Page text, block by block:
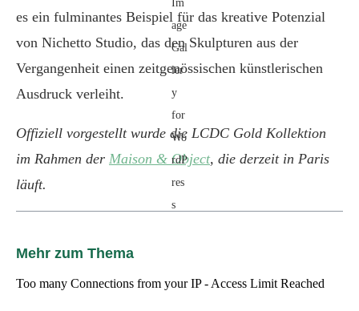
es ein fulminantes Beispiel für das kreative Potenzial
von Nichetto Studio, das den Skulpturen aus der
Vergangenheit einen zeitgenössischen künstlerischen
Ausdruck verleiht.
Offiziell vorgestellt wurde die LCDC Gold Kollektion
im Rahmen der Maison & Object, die derzeit in Paris
läuft.
Mehr zum Thema